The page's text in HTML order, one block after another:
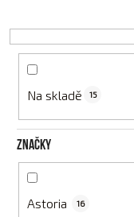
o
d
Na skladě 15
Značky
Astoria 16